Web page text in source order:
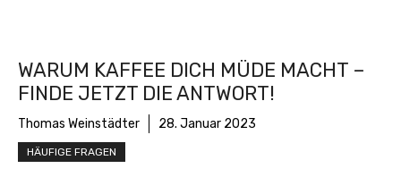
WARUM KAFFEE DICH MÜDE MACHT –
FINDE JETZT DIE ANTWORT!
Thomas Weinstädter 28. Januar 2023
HÄUFIGE FRAGEN